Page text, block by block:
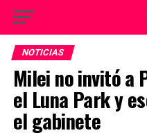
NOTICIAS
Milei no invitó a
el Luna Park y
el gabinete